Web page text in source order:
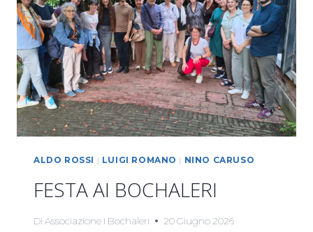
ALDO ROSSI | LUIGI ROMANO | NINO CARUSO
FESTA AI BOCHALERI
Di Associazione I Bochaleri 20 Giugno 2026